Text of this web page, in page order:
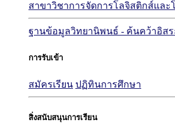
สาขาวิชาการจัดการโลจิสติกส์แล
ฐานข้อมูลวิทยานิพนธ์ - ค้นคว้าอิสร
การรับเข้า
สมัครเรียน ปฏิทินการศึกษา
สิ่งสนับสนุนการเรียน